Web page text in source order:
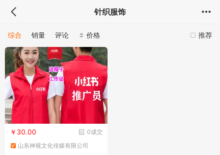
针织服饰
推荐
综合 销量 评论 价格
0成交
￥30.00
山东神视文化传媒有限公司